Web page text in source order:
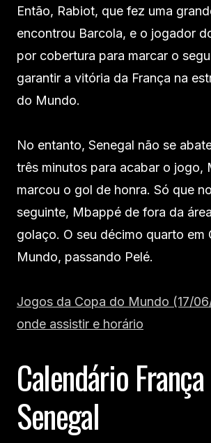
Então, Rabiot, que fez uma
encontrou Barcola, e o jogador
por cobertura para marcar o
garantir a vitória da França na
do Mundo.
No entanto, Senegal não se
três minutos para acabar o jogo,
marcou o gol de honra. Só que
seguinte, Mbappé de fora da
golaço. O seu décimo quarto em
Mundo, passando Pelé.
Jogos da Copa do Mundo (17/
onde assistir e horário
Calendário
Senegal